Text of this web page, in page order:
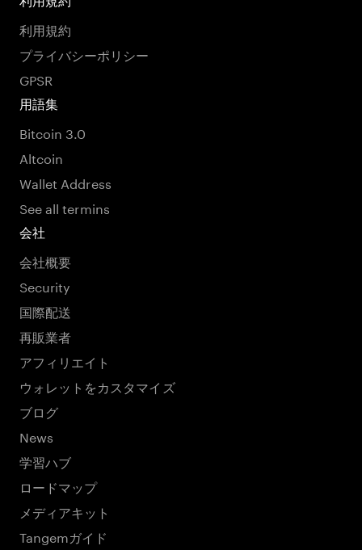
利用規約
プライバシーポリシー
GPSR
用語集
Bitcoin 3.0
Altcoin
Wallet Address
See all termins
会社
会社概要
Security
国際配送
再販業者
アフィリエイト
ウォレットをカスタマイズ
ブログ
News
学習ハブ
ロードマップ
メディアキット
Tangemガイド